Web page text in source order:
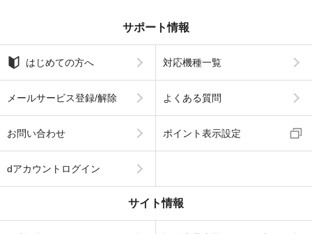
サポート情報
はじめての方へ 対応機種一覧
メールサービス登録/解除 よくある質問
お問い合わせ ポイント表示設定
dアカウントログイン
サイト情報